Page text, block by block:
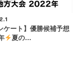
ケート】優勝候補予想
夏の…